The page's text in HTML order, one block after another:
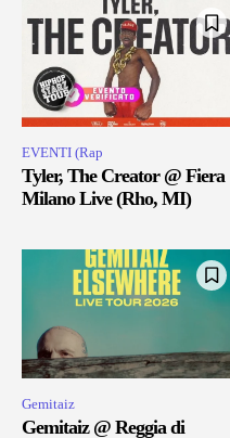
EVENTI (Rap
Tyler, The Creator @ Fiera
Milano Live (Rho, MI)
Gemitaiz
Gemitaiz @ Reggia di